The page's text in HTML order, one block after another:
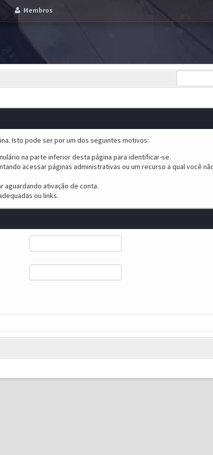
Membros
Isto pode ser por um dos seguintes motivos:
na parte inferior desta página para identificar-se.
acessar páginas administrativas ou um recurso a qual você
aguardando ativação de conta.
ou links.